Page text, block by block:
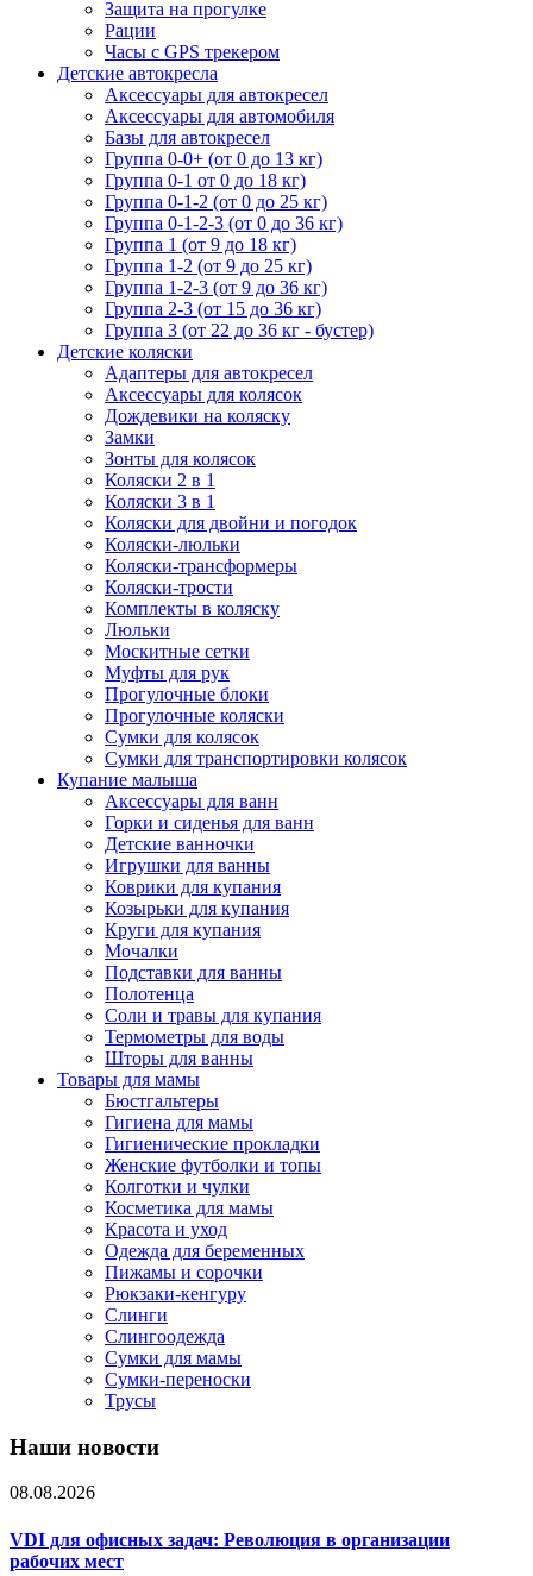
Защита на прогулке
Рации
Часы с GPS трекером
Детские автокресла
Аксессуары для автокресел
Аксессуары для автомобиля
Базы для автокресел
Группа 0-0+ (от 0 до 13 кг)
Группа 0-1 от 0 до 18 кг)
Группа 0-1-2 (от 0 до 25 кг)
Группа 0-1-2-3 (от 0 до 36 кг)
Группа 1 (от 9 до 18 кг)
Группа 1-2 (от 9 до 25 кг)
Группа 1-2-3 (от 9 до 36 кг)
Группа 2-3 (от 15 до 36 кг)
Группа 3 (от 22 до 36 кг - бустер)
Детские коляски
Адаптеры для автокресел
Аксессуары для колясок
Дождевики на коляску
Замки
Зонты для колясок
Коляски 2 в 1
Коляски 3 в 1
Коляски для двойни и погодок
Коляски-люльки
Коляски-трансформеры
Коляски-трости
Комплекты в коляску
Люльки
Москитные сетки
Муфты для рук
Прогулочные блоки
Прогулочные коляски
Сумки для колясок
Сумки для транспортировки колясок
Купание малыша
Аксессуары для ванн
Горки и сиденья для ванн
Детские ванночки
Игрушки для ванны
Коврики для купания
Козырьки для купания
Круги для купания
Мочалки
Подставки для ванны
Полотенца
Соли и травы для купания
Термометры для воды
Шторы для ванны
Товары для мамы
Бюстгальтеры
Гигиена для мамы
Гигиенические прокладки
Женские футболки и топы
Колготки и чулки
Косметика для мамы
Красота и уход
Одежда для беременных
Пижамы и сорочки
Рюкзаки-кенгуру
Слинги
Слингоодежда
Сумки для мамы
Сумки-переноски
Трусы
Наши новости
08.08.2026
VDI для офисных задач: Революция в организации
рабочих мест